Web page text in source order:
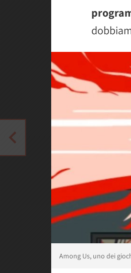
Among Us, uno dei